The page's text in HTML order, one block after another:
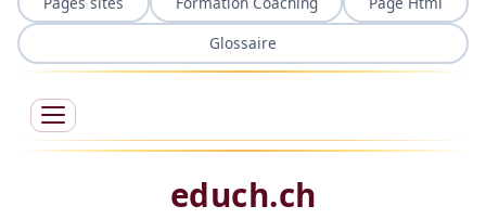
Glossaire
educh.ch